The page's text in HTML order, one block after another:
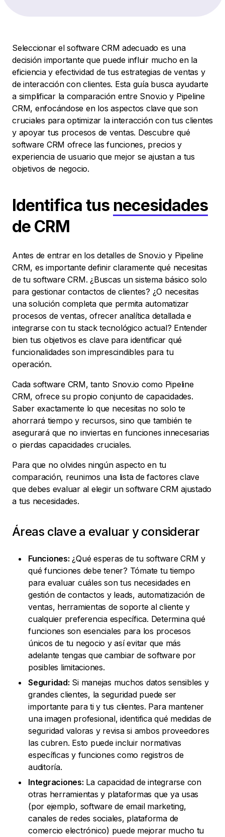
Seleccionar el software CRM adecuado es una
decisión importante que puede influir mucho en la
eficiencia y efectividad de tus estrategias de ventas y
de interacción con clientes. Esta guía busca ayudarte
a simplificar la comparación entre Snov.io y Pipeline
CRM, enfocándose en los aspectos clave que son
cruciales para optimizar la interacción con tus clientes
y apoyar tus procesos de ventas. Descubre qué
software CRM ofrece las funciones, precios y
experiencia de usuario que mejor se ajustan a tus
objetivos de negocio.
Identifica tus necesidades
de CRM
Antes de entrar en los detalles de Snov.io y Pipeline
CRM, es importante definir claramente qué necesitas
de tu software CRM. ¿Buscas un sistema básico solo
para gestionar contactos de clientes? ¿O necesitas
una solución completa que permita automatizar
procesos de ventas, ofrecer analítica detallada e
integrarse con tu stack tecnológico actual? Entender
bien tus objetivos es clave para identificar qué
funcionalidades son imprescindibles para tu
operación.
Cada software CRM, tanto Snov.io como Pipeline
CRM, ofrece su propio conjunto de capacidades.
Saber exactamente lo que necesitas no solo te
ahorrará tiempo y recursos, sino que también te
asegurará que no inviertas en funciones innecesarias
o pierdas capacidades cruciales.
Para que no olvides ningún aspecto en tu
comparación, reunimos una lista de factores clave
que debes evaluar al elegir un software CRM ajustado
a tus necesidades.
Áreas clave a evaluar y considerar
Funciones: ¿Qué esperas de tu software CRM y
qué funciones debe tener? Tómate tu tiempo
para evaluar cuáles son tus necesidades en
gestión de contactos y leads, automatización de
ventas, herramientas de soporte al cliente y
cualquier preferencia específica. Determina qué
funciones son esenciales para los procesos
únicos de tu negocio y así evitar que más
adelante tengas que cambiar de software por
posibles limitaciones.
Seguridad: Si manejas muchos datos sensibles y
grandes clientes, la seguridad puede ser
importante para ti y tus clientes. Para mantener
una imagen profesional, identifica qué medidas de
seguridad valoras y revisa si ambos proveedores
las cubren. Esto puede incluir normativas
específicas y funciones como registros de
auditoría.
Integraciones: La capacidad de integrarse con
otras herramientas y plataformas que ya usas
(por ejemplo, software de email marketing,
canales de redes sociales, plataforma de
comercio electrónico) puede mejorar mucho tu